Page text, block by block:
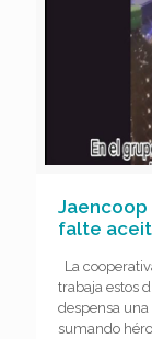
Jaencoop
falte
La
trabaja estos
despensa
sumando